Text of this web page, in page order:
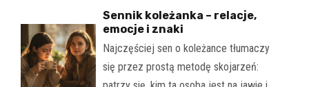
Sennik koleżanka – relacje,
emocje i znaki
Najczęściej sen o koleżance tłumaczy
się przez prostą metodę skojarzeń: